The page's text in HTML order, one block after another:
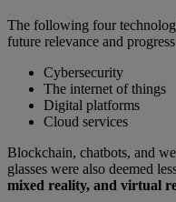
The following four
future relevance and
Cybersecurity
The internet of things
Digital platforms
Cloud services
Blockchain, chatbots, and
glasses were also deemed
mixed reality, and virtual